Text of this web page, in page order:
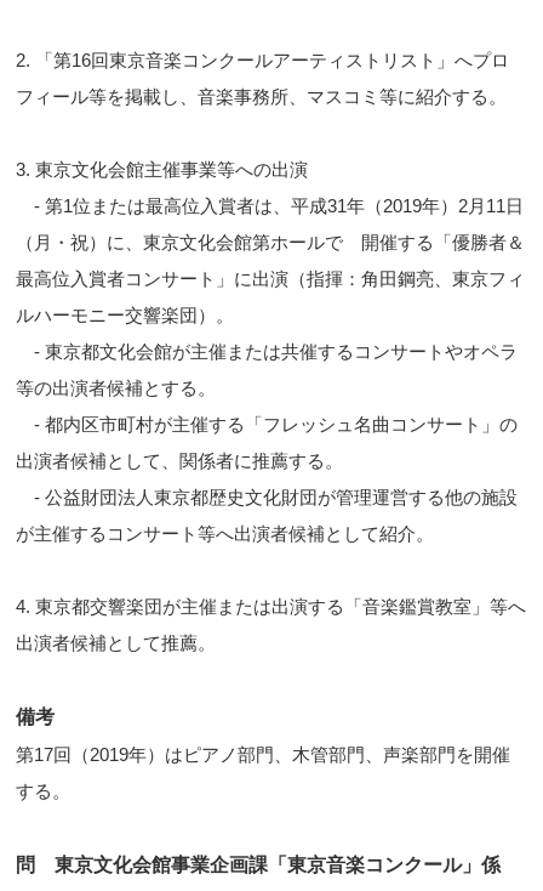
2. 「第16回東京音楽コンクールアーティストリスト」へプロ
フィール等を掲載し、音楽事務所、マスコミ等に紹介する。
3. 東京文化会館主催事業等への出演
- 第1位または最高位入賞者は、平成31年（2019年）2月11日
（月・祝）に、東京文化会館第ホールで 開催する「優勝者＆
最高位入賞者コンサート」に出演（指揮：角田鋼亮、東京フィ
ルハーモニー交響楽団）。
- 東京都文化会館が主催または共催するコンサートやオペラ
等の出演者候補とする。
- 都内区市町村が主催する「フレッシュ名曲コンサート」の
出演者候補として、関係者に推薦する。
- 公益財団法人東京都歴史文化財団が管理運営する他の施設
が主催するコンサート等へ出演者候補として紹介。
4. 東京都交響楽団が主催または出演する「音楽鑑賞教室」等へ
出演者候補として推薦。
備考
第17回（2019年）はピアノ部門、木管部門、声楽部門を開催
する。
問 東京文化会館事業企画課「東京音楽コンクール」係